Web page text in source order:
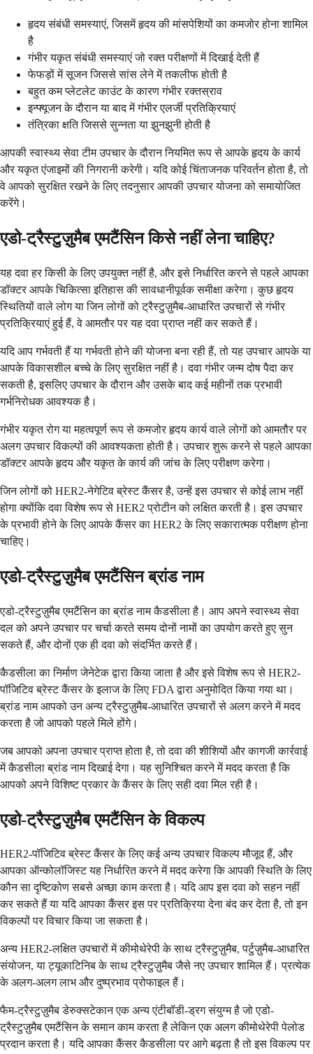
हृदय संबंधी समस्याएं, जिसमें हृदय की मांसपेशियों का कमजोर होना शामिल
है
गंभीर यकृत संबंधी समस्याएं जो रक्त परीक्षणों में दिखाई देती हैं
फेफड़ों में सूजन जिससे सांस लेने में तकलीफ होती है
बहुत कम प्लेटलेट काउंट के कारण गंभीर रक्तस्राव
इन्फ्यूजन के दौरान या बाद में गंभीर एलर्जी प्रतिक्रियाएं
तंत्रिका क्षति जिससे सुन्नता या झुनझुनी होती है
आपकी स्वास्थ्य सेवा टीम उपचार के दौरान नियमित रूप से आपके हृदय के कार्य
और यकृत एंजाइमों की निगरानी करेगी। यदि कोई चिंताजनक परिवर्तन होता है, तो
वे आपको सुरक्षित रखने के लिए तदनुसार आपकी उपचार योजना को समायोजित
करेंगे।
एडो-ट्रैस्टुज़ुमैब एमटैंसिन किसे नहीं लेना चाहिए?
यह दवा हर किसी के लिए उपयुक्त नहीं है, और इसे निर्धारित करने से पहले आपका
डॉक्टर आपके चिकित्सा इतिहास की सावधानीपूर्वक समीक्षा करेगा। कुछ हृदय
स्थितियों वाले लोग या जिन लोगों को ट्रैस्टुज़ुमैब-आधारित उपचारों से गंभीर
प्रतिक्रियाएं हुई हैं, वे आमतौर पर यह दवा प्राप्त नहीं कर सकते हैं।
यदि आप गर्भवती हैं या गर्भवती होने की योजना बना रही हैं, तो यह उपचार आपके या
आपके विकासशील बच्चे के लिए सुरक्षित नहीं है। दवा गंभीर जन्म दोष पैदा कर
सकती है, इसलिए उपचार के दौरान और उसके बाद कई महीनों तक प्रभावी
गर्भनिरोधक आवश्यक है।
गंभीर यकृत रोग या महत्वपूर्ण रूप से कमजोर हृदय कार्य वाले लोगों को आमतौर पर
अलग उपचार विकल्पों की आवश्यकता होती है। उपचार शुरू करने से पहले आपका
डॉक्टर आपके हृदय और यकृत के कार्य की जांच के लिए परीक्षण करेगा।
जिन लोगों को HER2-नेगेटिव ब्रेस्ट कैंसर है, उन्हें इस उपचार से कोई लाभ नहीं
होगा क्योंकि दवा विशेष रूप से HER2 प्रोटीन को लक्षित करती है। इस उपचार
के प्रभावी होने के लिए आपके कैंसर का HER2 के लिए सकारात्मक परीक्षण होना
चाहिए।
एडो-ट्रैस्टुज़ुमैब एमटैंसिन ब्रांड नाम
एडो-ट्रैस्टुज़ुमैब एमटैंसिन का ब्रांड नाम कैडसीला है। आप अपने स्वास्थ्य सेवा
दल को अपने उपचार पर चर्चा करते समय दोनों नामों का उपयोग करते हुए सुन
सकते हैं, और दोनों एक ही दवा को संदर्भित करते हैं।
कैडसीला का निर्माण जेनेटेक द्वारा किया जाता है और इसे विशेष रूप से HER2-
पॉजिटिव ब्रेस्ट कैंसर के इलाज के लिए FDA द्वारा अनुमोदित किया गया था।
ब्रांड नाम आपको उन अन्य ट्रैस्टुज़ुमैब-आधारित उपचारों से अलग करने में मदद
करता है जो आपको पहले मिले होंगे।
जब आपको अपना उपचार प्राप्त होता है, तो दवा की शीशियों और कागजी कार्रवाई
में कैडसीला ब्रांड नाम दिखाई देगा। यह सुनिश्चित करने में मदद करता है कि
आपको अपने विशिष्ट प्रकार के कैंसर के लिए सही दवा मिल रही है।
एडो-ट्रैस्टुज़ुमैब एमटैंसिन के विकल्प
HER2-पॉजिटिव ब्रेस्ट कैंसर के लिए कई अन्य उपचार विकल्प मौजूद हैं, और
आपका ऑन्कोलॉजिस्ट यह निर्धारित करने में मदद करेगा कि आपकी स्थिति के लिए
कौन सा दृष्टिकोण सबसे अच्छा काम करता है। यदि आप इस दवा को सहन नहीं
कर सकते हैं या यदि आपका कैंसर इस पर प्रतिक्रिया देना बंद कर देता है, तो इन
विकल्पों पर विचार किया जा सकता है।
अन्य HER2-लक्षित उपचारों में कीमोथेरेपी के साथ ट्रैस्टुज़ुमैब, पर्टुज़ुमैब-आधारित
संयोजन, या ट्यूकाटिनिब के साथ ट्रैस्टुज़ुमैब जैसे नए उपचार शामिल हैं। प्रत्येक
के अलग-अलग लाभ और दुष्प्रभाव प्रोफाइल हैं।
फैम-ट्रैस्टुज़ुमैब डेरुक्सटेकान एक अन्य एंटीबॉडी-ड्रग संयुग्म है जो एडो-
ट्रैस्टुज़ुमैब एमटैंसिन के समान काम करता है लेकिन एक अलग कीमोथेरेपी पेलोड
प्रदान करता है। यदि आपका कैंसर कैडसीला पर आगे बढ़ता है तो इस विकल्प पर